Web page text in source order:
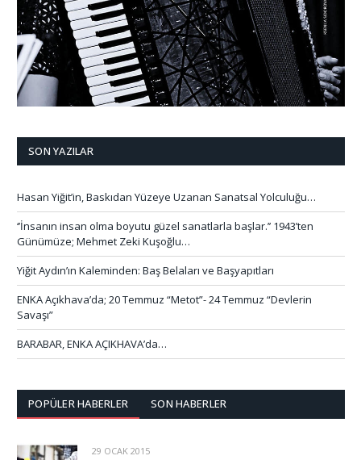
SON YAZILAR
Hasan Yiğit’in, Baskıdan Yüzeye Uzanan Sanatsal Yolculuğu…
‘’İnsanın insan olma boyutu güzel sanatlarla başlar.’’ 1943’ten
Günümüze; Mehmet Zeki Kuşoğlu…
Yiğit Aydın’ın Kaleminden: Baş Belaları ve Başyapıtları
ENKA Açıkhava’da; 20 Temmuz “Metot”- 24 Temmuz “Devlerin
Savaşı”
BARABAR, ENKA AÇIKHAVA’da…
POPÜLER HABERLER SON HABERLER
29 OCAK 2015